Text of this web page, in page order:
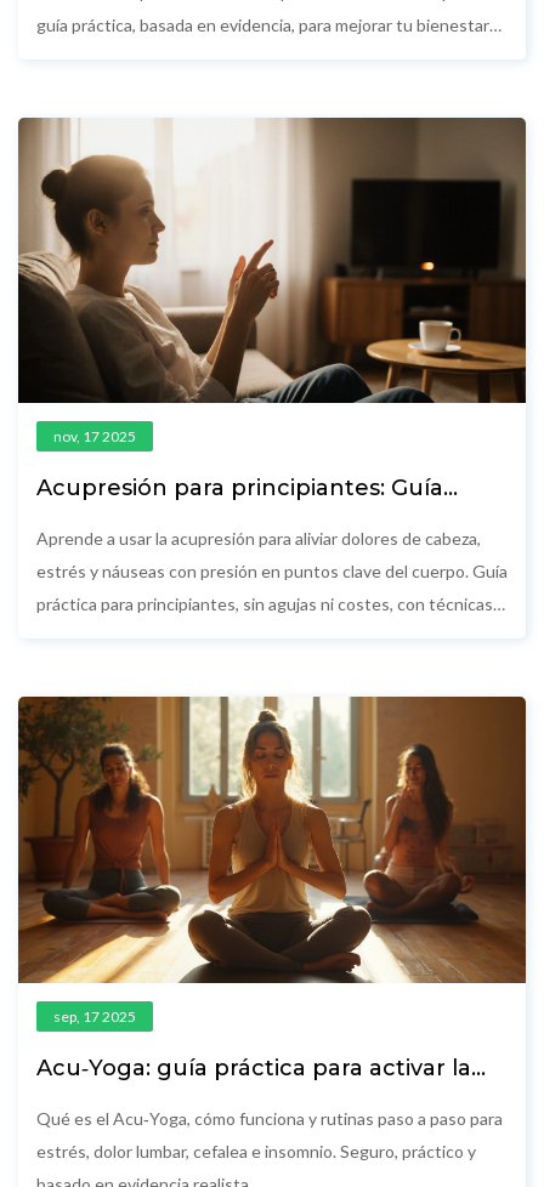
guía práctica, basada en evidencia, para mejorar tu bienestar
nov, 17 2025
Acupresión para principiantes: Guía
presión en puntos clave
Aprende a usar la acupresión para aliviar dolores de cabeza,
estrés y náuseas con presión en puntos clave del cuerpo. Guía
práctica para principiantes, sin agujas ni costes, con técnicas
sep, 17 2025
Acu‑Yoga: guía práctica para activar la
Qué es el Acu‑Yoga, cómo funciona y rutinas paso a paso para
estrés, dolor lumbar, cefalea e insomnio. Seguro, práctico y